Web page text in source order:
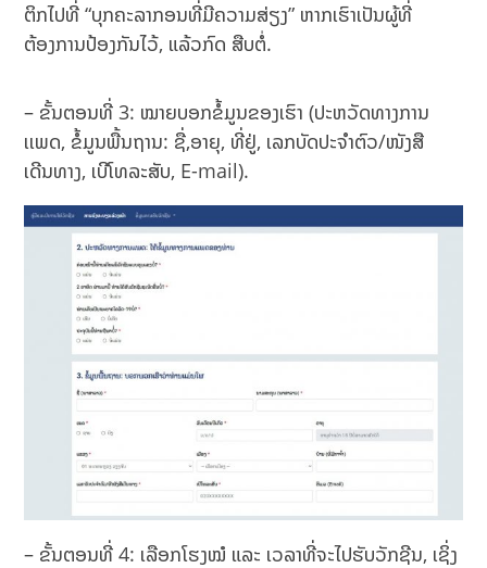
ຕິກໄປທີ່ “ບຸກຄະລາກອນທີ່ມີຄວາມສ່ຽງ” ຫາກເຮົາເປັນຜູ້ທີ່
ຕ້ອງການປ້ອງກັນໄວ້, ແລ້ວກົດ ສືບຕໍ່.
– ຂັ້ນຕອນທີ່ 3: ໝາຍບອກຂໍ້ມູນຂອງເຮົາ (ປະຫວັດທາງການ
ເເພດ, ຂໍ້ມູນພື້ນຖານ: ຊື່,ອາຍຸ, ທີ່ຢູ່, ເລກບັດປະຈໍາຕົວ/ໜັງສື
ເດີນທາງ, ເບີໂທລະສັບ, E-mail).
– ຂັ້ນຕອນທີ່ 4: ເລືອກໂຮງໝໍ ແລະ ເວລາທີ່ຈະໄປຮັບວັກຊີນ, ເຊິ່ງ